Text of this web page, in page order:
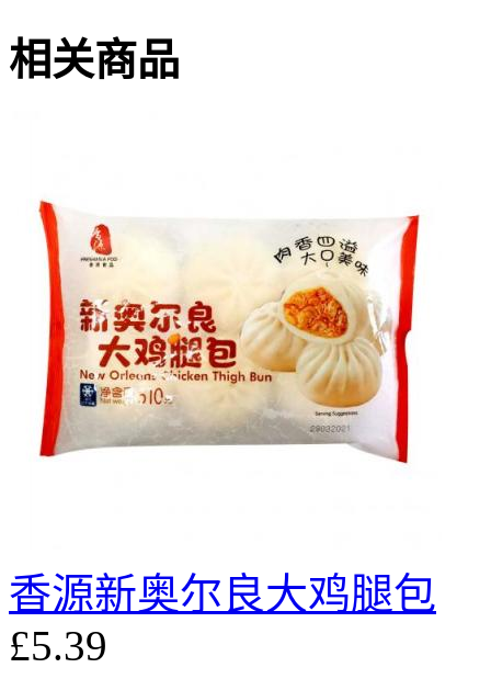
相关商品
香源新奥尔良大鸡腿包
£5.39